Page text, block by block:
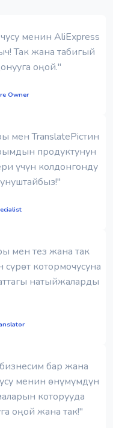
менин AliExpress
Так жана табигый
оңой."
Owner
мен TranslatePicтин
продуктунун
үчүн колдонгонду
мен тез жана так
сүрөт котормочусуна
натыйжаларды
бар жана
менин өнүмүмдүн
которууда
оңой жана так!"